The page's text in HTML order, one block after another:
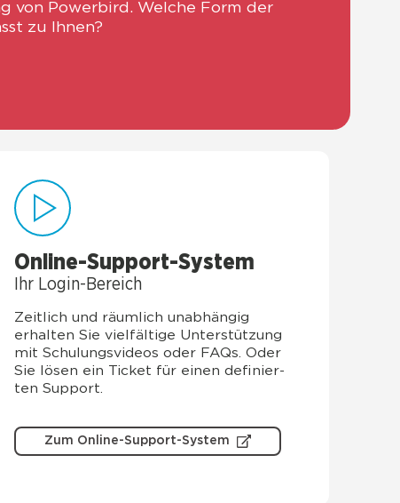
von Power­bird. Wel­che Form der
zu Ihnen?
Online-Sup­port-Sys­tem
Ihr Log­in-Bereich
Zeit­lich und räum­lich unab­hän­gig
erhal­ten Sie viel­fäl­ti­ge Unter­stüt­zung
mit Schu­lungs­vi­de­os oder FAQs. Oder
Sie lösen ein Ticket für einen defi­nier­
ten Sup­port.
Zum Online-Support-System